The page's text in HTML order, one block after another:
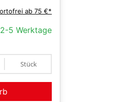
ab 75 €*
2-5 Werktage
Stück